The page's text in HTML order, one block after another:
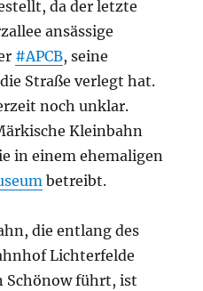
da der letzte
ansässige
#APCB, seine
Straße verlegt hat.
noch unklar.
Kleinbahn
in einem ehemaligen
betreibt.
die entlang des
Lichterfelde
Schönow führt, ist